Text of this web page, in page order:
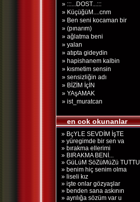
» :::...DOST...:::
» KüçüğüM....cnm
» Ben seni kocaman bir
» (pınarım)
» ağlatma beni
» yalan
» atıpta gideydin
» hapishanem kalbin
» kısmetim sensin
» sensizliğin adı
» BİZİM İçİN
» YAşAMAK
» ist_muratcan
en cok okunanlar
» BçYLE SEVDİM İşTE
» yüregimde bir sen va
» bırakma ellerimi
» BIRAKMA BENİ...
» GüLüM SöZüMüZü TUTTU
» benim hiç senim olma
» liseli kız
» işte onlar gözyaşlar
» benden sana askının
» ayrılığa sözüm var u